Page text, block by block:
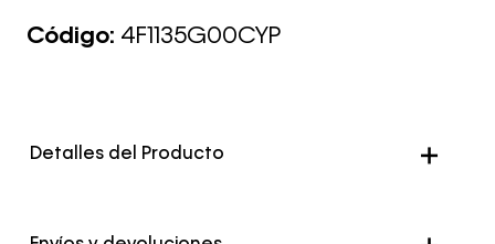
Código: 4F1135G00CYP
Detalles del Producto